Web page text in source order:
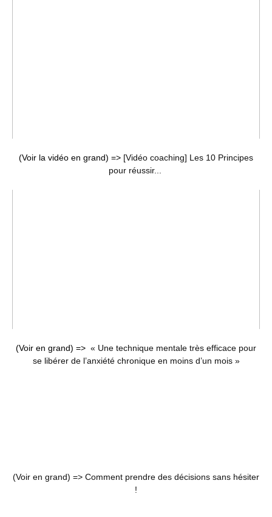
(Voir la vidéo en grand) => [Vidéo coaching] Les 10 Principes
pour réussir...
(Voir en grand) => « Une technique mentale très efficace pour
se libérer de l’anxiété chronique en moins d’un mois »
(Voir en grand) => Comment prendre des décisions sans hésiter
!